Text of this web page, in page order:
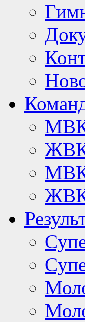
МВК
ЖВК
МВК
ЖВК